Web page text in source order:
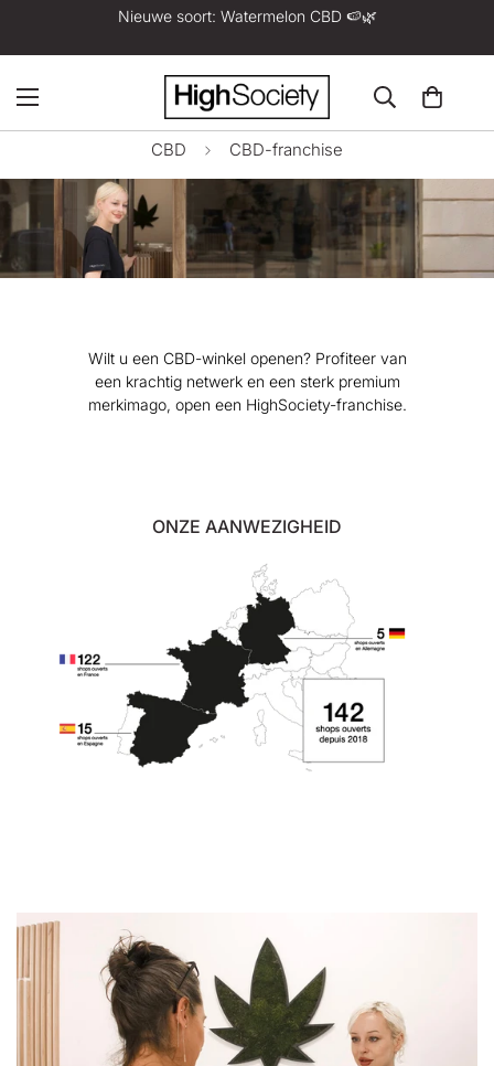
Nieuwe soort: Watermelon CBD 🍉🌿
CBD CBD-franchise
Wilt u een CBD-winkel openen? Profiteer van
een krachtig netwerk en een sterk premium
merkimago, open een HighSociety-franchise.
ONZE AANWEZIGHEID